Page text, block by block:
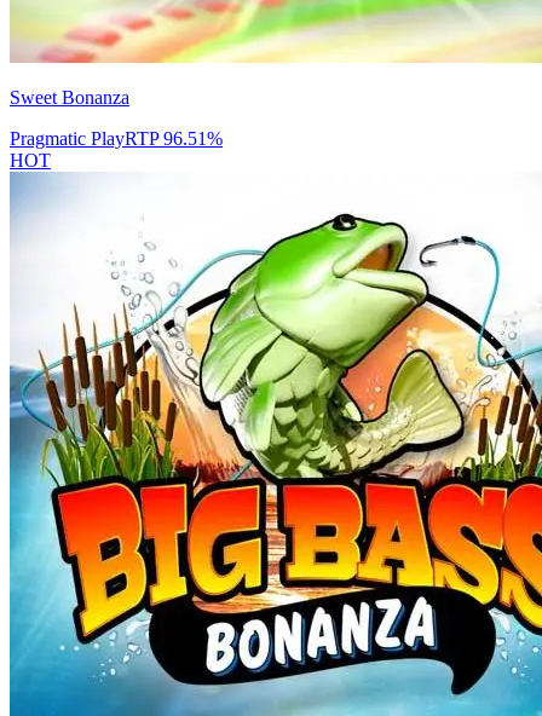
Sweet Bonanza
Pragmatic PlayRTP96.51%
HOT